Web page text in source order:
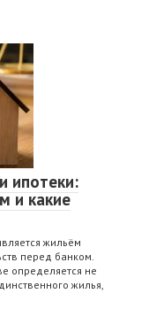
ипотеки:
и какие
жильём
перед банком.
определяется не
жилья,